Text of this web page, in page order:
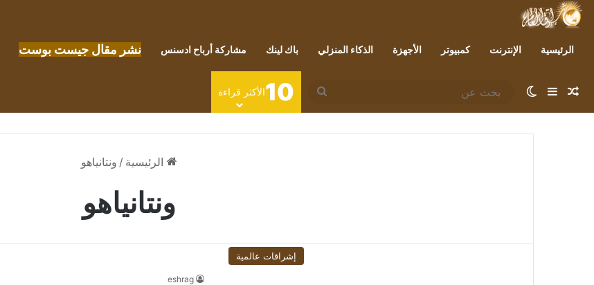
الرئيسية الإنترنت كمبيوتر الأجهزة الذكاء المنزلي باك لينك مشاركة أرباح ادسنس نشر مقال جيست بوست
مقال عشوائي
إضافة عمود جانبي
الوضع المظلم
بحث
عن
10الأكثر قراءة
الرئيسية / ونتانياهو
ونتانياهو
إشراقات عالمية
eshrag